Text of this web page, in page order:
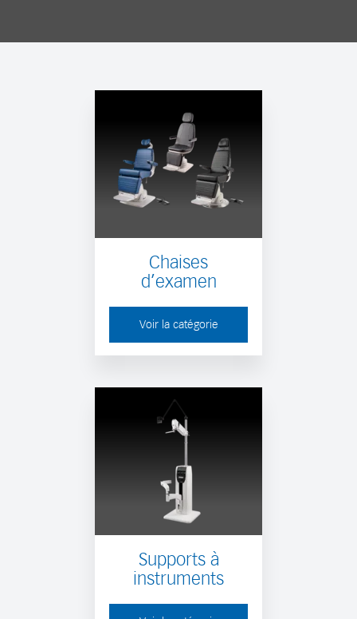
Chaises
d’examen
Voir la catégorie
Supports à
instruments